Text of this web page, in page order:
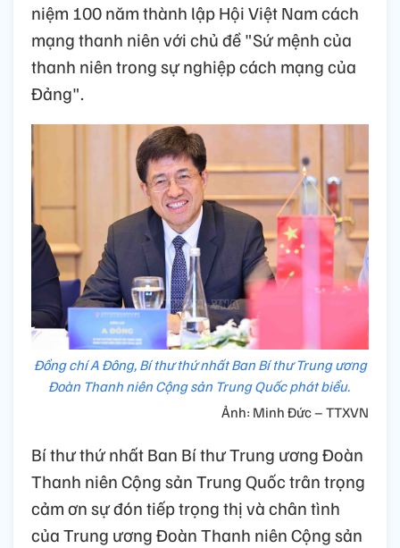
niệm 100 năm thành lập Hội Việt Nam cách
mạng thanh niên với chủ đề "Sứ mệnh của
thanh niên trong sự nghiệp cách mạng của
Đảng".
Đồng chí A Đông, Bí thư thứ nhất Ban Bí thư Trung ương
Đoàn Thanh niên Cộng sản Trung Quốc phát biểu.
Ảnh: Minh Đức – TTXVN
Bí thư thứ nhất Ban Bí thư Trung ương Đoàn
Thanh niên Cộng sản Trung Quốc trân trọng
cảm ơn sự đón tiếp trọng thị và chân tình
của Trung ương Đoàn Thanh niên Cộng sản